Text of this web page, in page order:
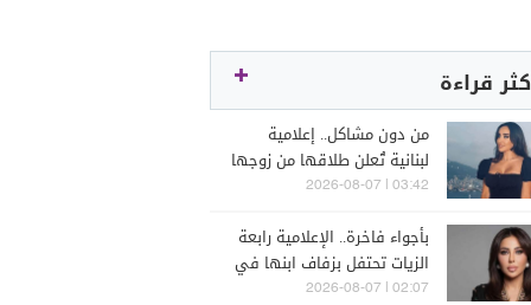
قراءة
من دون مشاكل.. إعلامية
لبنانية تُعلن طلاقها من زوجها
رجل الأعمال
03:42 | 2026-08-07
بأجواء فاخرة.. الإعلامية رابعة
الزيات تحتفل بزفاف ابنها في
البترون (فيديو)
02:07 | 2026-08-07